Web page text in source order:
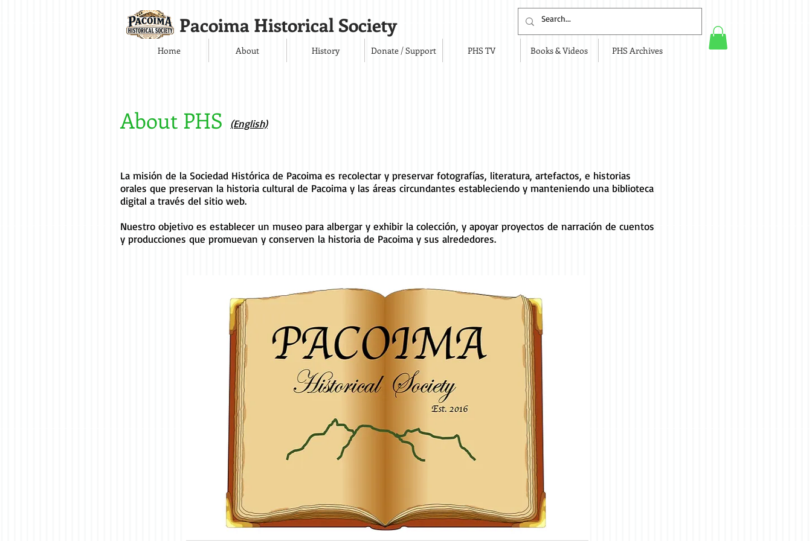
Pacoima Historical Society
Home About History Donate / Support PHS TV Books & Videos PHS Archives
About PHS (English)
La misión de la Sociedad Histórica de Pacoima es recolectar y preservar fotografías, literatura, artefactos, e historias
orales que preservan la historia cultural de Pacoima y las áreas circundantes estableciendo y manteniendo una biblioteca
digital a través del sitio web.
Nuestro objetivo es establecer un museo para albergar y exhibir la colección, y apoyar proyectos de narración de cuentos
y producciones que promuevan y conserven la historia de Pacoima y sus alrededores.